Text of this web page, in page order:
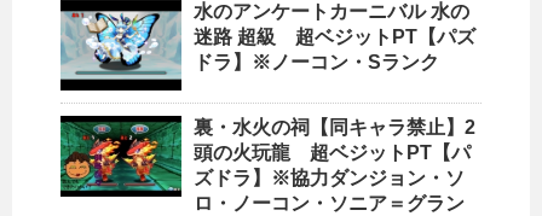
水のアンケートカーニバル 水の
迷路 超級 超ベジットPT【パズ
ドラ】※ノーコン・Sランク
裏・水火の祠【同キャラ禁止】2
頭の火玩龍 超ベジットPT【パ
ズドラ】※協力ダンジョン・ソ
ロ・ノーコン・ソニア＝グラン